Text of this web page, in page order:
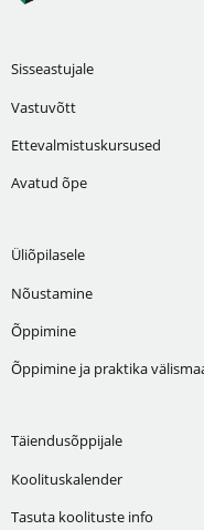
Sisseastujale
Vastuvõtt
Ettevalmistuskursused
Avatud õpe
Üliõpilasele
Nõustamine
Õppimine
Õppimine ja praktika
Täiendusõppijale
Koolituskalender
Tasuta koolituste info